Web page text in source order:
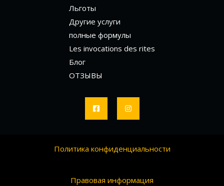
Льготы
Другие услуги
полные формулы
Les invocations des rites
Блог
ОТЗЫВЫ
Политика конфиденциальности
Правовая информация